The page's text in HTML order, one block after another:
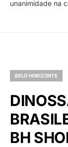
unanimidade na
BELO HORIZONTE
BH